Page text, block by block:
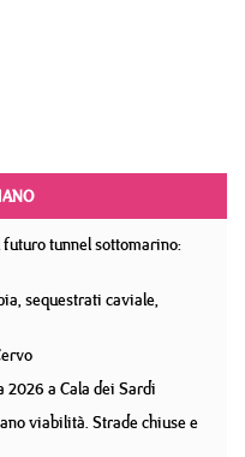
tunnel sottomarino:
sequestrati caviale,
2026 a Cala dei Sardi
viabilità. Strade chiuse e